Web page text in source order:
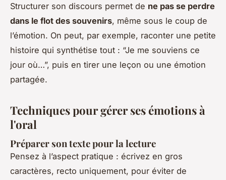
Structurer son discours permet de ne pas se perdre
dans le flot des souvenirs, même sous le coup de
l’émotion. On peut, par exemple, raconter une petite
histoire qui synthétise tout : “Je me souviens ce
jour où…”, puis en tirer une leçon ou une émotion
partagée.
Techniques pour gérer ses émotions à
l'oral
Préparer son texte pour la lecture
Pensez à l’aspect pratique : écrivez en gros
caractères, recto uniquement, pour éviter de